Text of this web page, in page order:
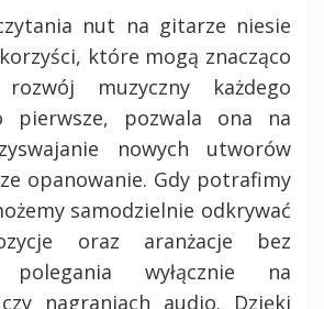
nut na gitarze niesie
które mogą znacząco
muzyczny każdego
pierwsze, pozwala ona na
nowych utworów
opanowanie. Gdy potrafimy
samodzielnie odkrywać
oraz aranżacje bez
polegania wyłącznie na
nagraniach audio. Dzięki